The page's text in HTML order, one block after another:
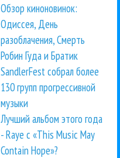
Обзор киноновинок:
Одиссея, День
разоблачения, Смерть
Робин Гуда и Братик
SandlerFest собрал более
130 групп прогрессивной
музыки
Лучший альбом этого года
- Raye с «This Music May
Contain Hope»?